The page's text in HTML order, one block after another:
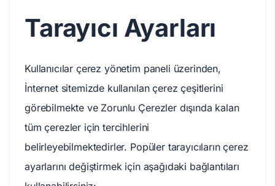
Tarayıcı Ayarları
Kullanıcılar çerez yönetim paneli üzerinden,
İnternet sitemizde kullanılan çerez çeşitlerini
görebilmekte ve Zorunlu Çerezler dışında kalan
tüm çerezler için tercihlerini
belirleyebilmektedirler. Popüler tarayıcıların çerez
ayarlarını değiştirmek için aşağıdaki bağlantıları